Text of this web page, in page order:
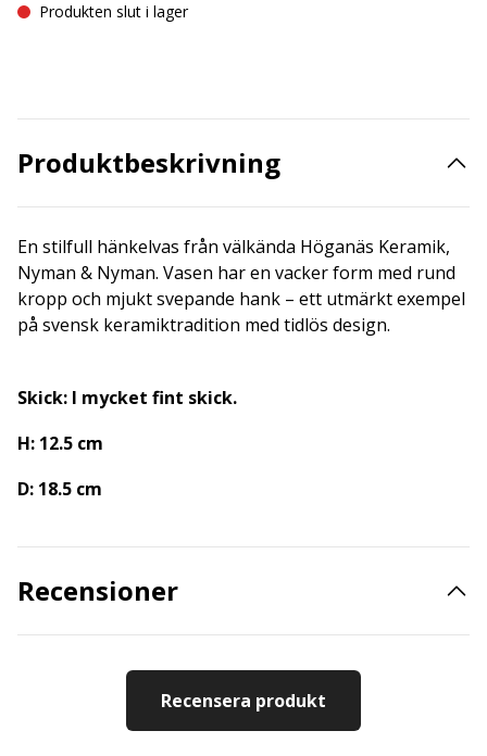
Produkten slut i lager
Produktbeskrivning
En stilfull hänkelvas från välkända Höganäs Keramik,
Nyman & Nyman. Vasen har en vacker form med rund
kropp och mjukt svepande hank – ett utmärkt exempel
på svensk keramiktradition med tidlös design.
Skick: I mycket fint skick.
H: 12.5 cm
D: 18.5 cm
Recensioner
Recensera produkt